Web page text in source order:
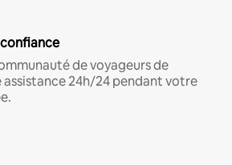
de voyageurs de
24h/24 pendant votre